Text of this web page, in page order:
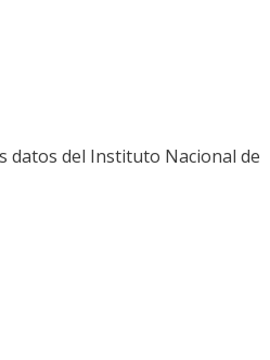
datos del Instituto Nacional de